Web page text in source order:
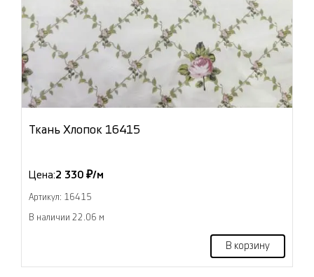
Ткань Хлопок 16415
Цена:2 330 ₽/м
Артикул: 16415
В наличии 22.06 м
В корзину